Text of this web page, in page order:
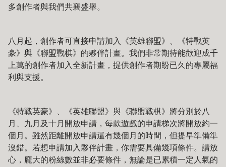
多創作者與我們共襄盛舉。
八月起，創作者可直接申請加入《英雄聯盟》、《特戰英
豪》與《聯盟戰棋》的夥伴計畫。我們非常期待能歡迎成千
上萬的創作者加入全新計畫，提供創作者期盼已久的專屬福
利與支援。
《特戰英豪》、《英雄聯盟》與《聯盟戰棋》將分別於八
月、九月及十月開放申請，每款遊戲的申請梯次將開放約一
個月。雖然距離開放申請還有幾個月的時間，但提早準備準
沒錯。若想申請加入夥伴計畫，你需要具備幾項條件。請放
心，龐大的粉絲數並非必要條件，無論是已累積一定人氣的